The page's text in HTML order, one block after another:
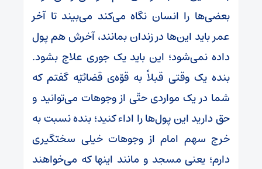
بعضی‌ها را انسان نگاه می‌کند می‌بیند تا آخر
عمر باید این‌ها در زندان بمانند، آخرش هم پول
داده نمی‌شود؛ این باید یک جوری علاج بشود.
بنده یک وقتی قبلاً به قوّه‌ی قضائیّه گفتم که
شما در یک مواردی حتّی از وجوهات می‌توانید و
حق دارید این پول‌ها را اداء کنید؛ بنده نسبت به
خرج سهم امام از وجوهات خیلی سختگیری
دارم؛ یعنی مسجد و مانند اینها که می‌خواهند